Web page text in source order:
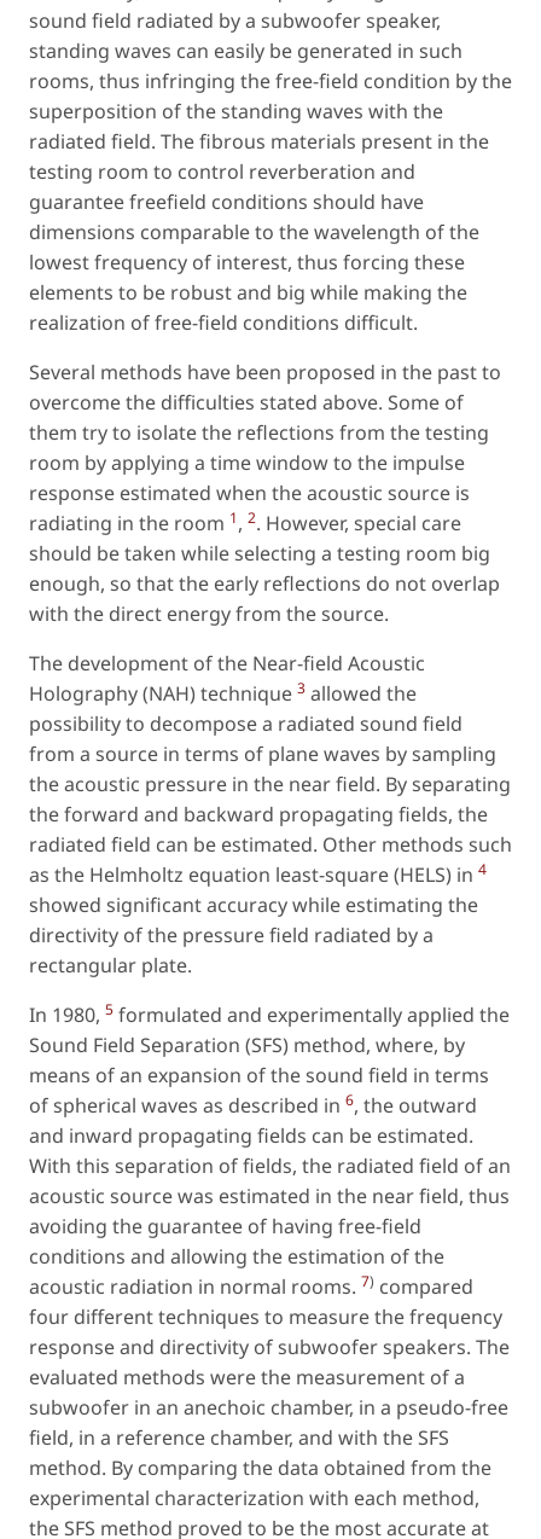
sound field radiated by a subwoofer speaker,
standing waves can easily be generated in such
rooms, thus infringing the free-field condition by the
superposition of the standing waves with the
radiated field. The fibrous materials present in the
testing room to control reverberation and
guarantee freefield conditions should have
dimensions comparable to the wavelength of the
lowest frequency of interest, thus forcing these
elements to be robust and big while making the
realization of free-field conditions difficult.
Several methods have been proposed in the past to
overcome the difficulties stated above. Some of
them try to isolate the reflections from the testing
room by applying a time window to the impulse
response estimated when the acoustic source is
radiating in the room 1, 2. However, special care
should be taken while selecting a testing room big
enough, so that the early reflections do not overlap
with the direct energy from the source.
The development of the Near-field Acoustic
Holography (NAH) technique 3 allowed the
possibility to decompose a radiated sound field
from a source in terms of plane waves by sampling
the acoustic pressure in the near field. By separating
the forward and backward propagating fields, the
radiated field can be estimated. Other methods such
as the Helmholtz equation least-square (HELS) in 4
showed significant accuracy while estimating the
directivity of the pressure field radiated by a
rectangular plate.
In 1980, 5 formulated and experimentally applied the
Sound Field Separation (SFS) method, where, by
means of an expansion of the sound field in terms
of spherical waves as described in 6, the outward
and inward propagating fields can be estimated.
With this separation of fields, the radiated field of an
acoustic source was estimated in the near field, thus
avoiding the guarantee of having free-field
conditions and allowing the estimation of the
acoustic radiation in normal rooms. 7) compared
four different techniques to measure the frequency
response and directivity of subwoofer speakers. The
evaluated methods were the measurement of a
subwoofer in an anechoic chamber, in a pseudo-free
field, in a reference chamber, and with the SFS
method. By comparing the data obtained from the
experimental characterization with each method,
the SFS method proved to be the most accurate at